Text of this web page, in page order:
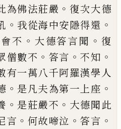
為佛法莊嚴 。 復次大德
。 我從海中安隱得還 。
不 。 大德答言聞 。 復
僧數不 。 答言 。不知 。
有一萬八千阿羅漢學人
。 是凡夫為第一上座 。
。 是莊嚴不 。 大德聞此
言 。 何故啼泣 。答言 。